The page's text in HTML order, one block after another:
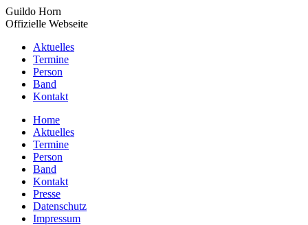
Zum
Inhalt
Guildo Horn
Offizielle Webseite
Aktuelles
Termine
Person
Band
Kontakt
YouTube
page
opens
new
window
Facebook
page
opens
new
window
page
opens
new
window
Instagram
page
opens
new
window
Home
Aktuelles
Termine
Person
Band
Kontakt
Presse
Datenschutz
Impressum